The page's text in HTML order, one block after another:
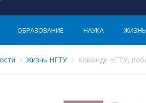
ОБРАЗОВАНИЕ НАУКА ЖИЗНЬ
Жизнь НГТУ Команде НГТУ,